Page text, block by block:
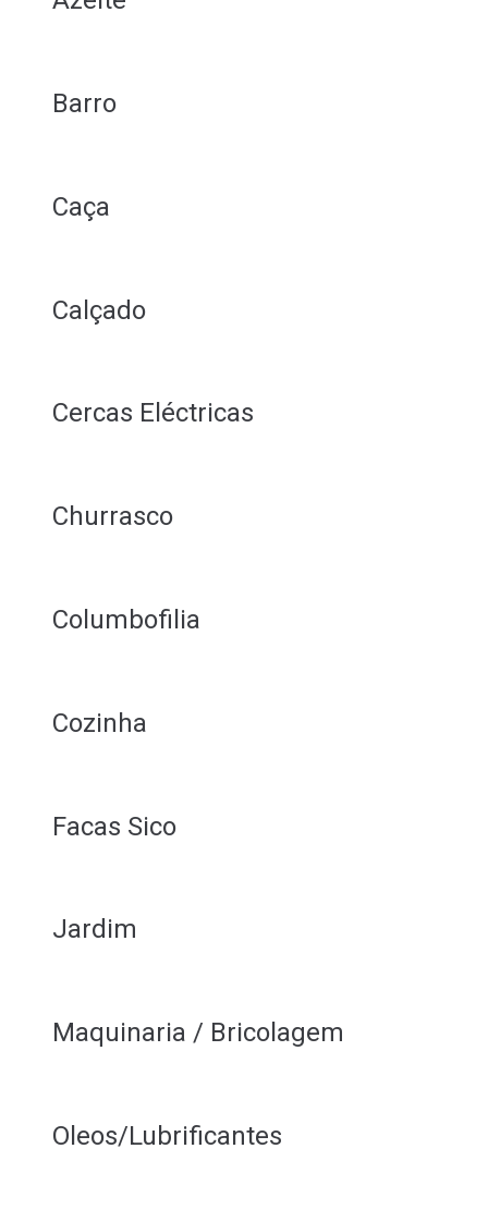
Barro
Caça
Calçado
Cercas Eléctricas
Churrasco
Columbofilia
Cozinha
Facas Sico
Jardim
Maquinaria / Bricolagem
Oleos/Lubrificantes